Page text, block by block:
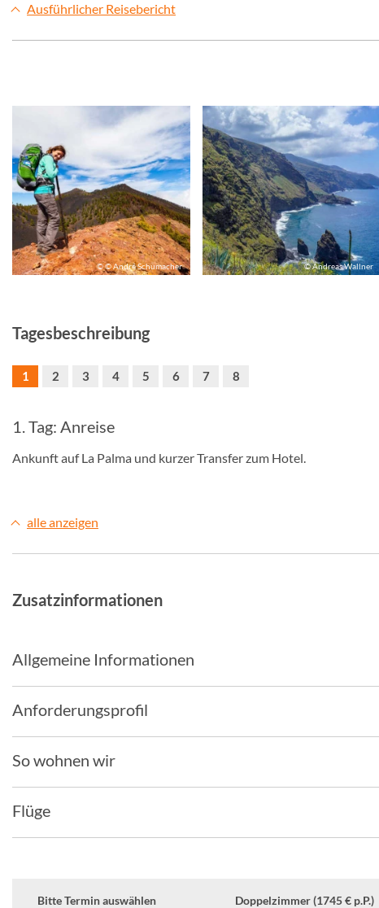
Ausführlicher Reisebericht
© © André Schumacher © Andreas Wallner
Tagesbeschreibung
1 2 3 4 5 6 7 8
1. Tag: Anreise
Ankunft auf La Palma und kurzer Transfer zum Hotel.
alle anzeigen
Zusatzinformationen
Allgemeine Informationen
Anforderungsprofil
So wohnen wir
Flüge
Bitte Termin auswählen Doppelzimmer (1745 € p.P.)